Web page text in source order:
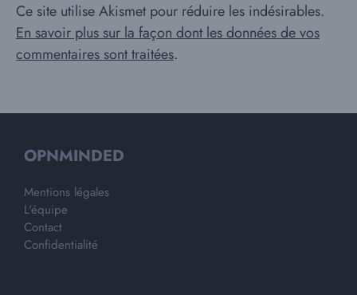
Ce site utilise Akismet pour réduire les indésirables.
En savoir plus sur la façon dont les données de vos
commentaires sont traitées.
OPNMINDED
Mentions légales
L'équipe
Contact
Confidentialité